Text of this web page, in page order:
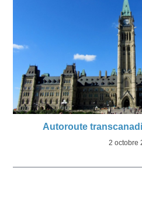
Autoroute
2 octobre